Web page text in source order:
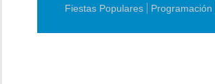
Fiestas Populares
Programación